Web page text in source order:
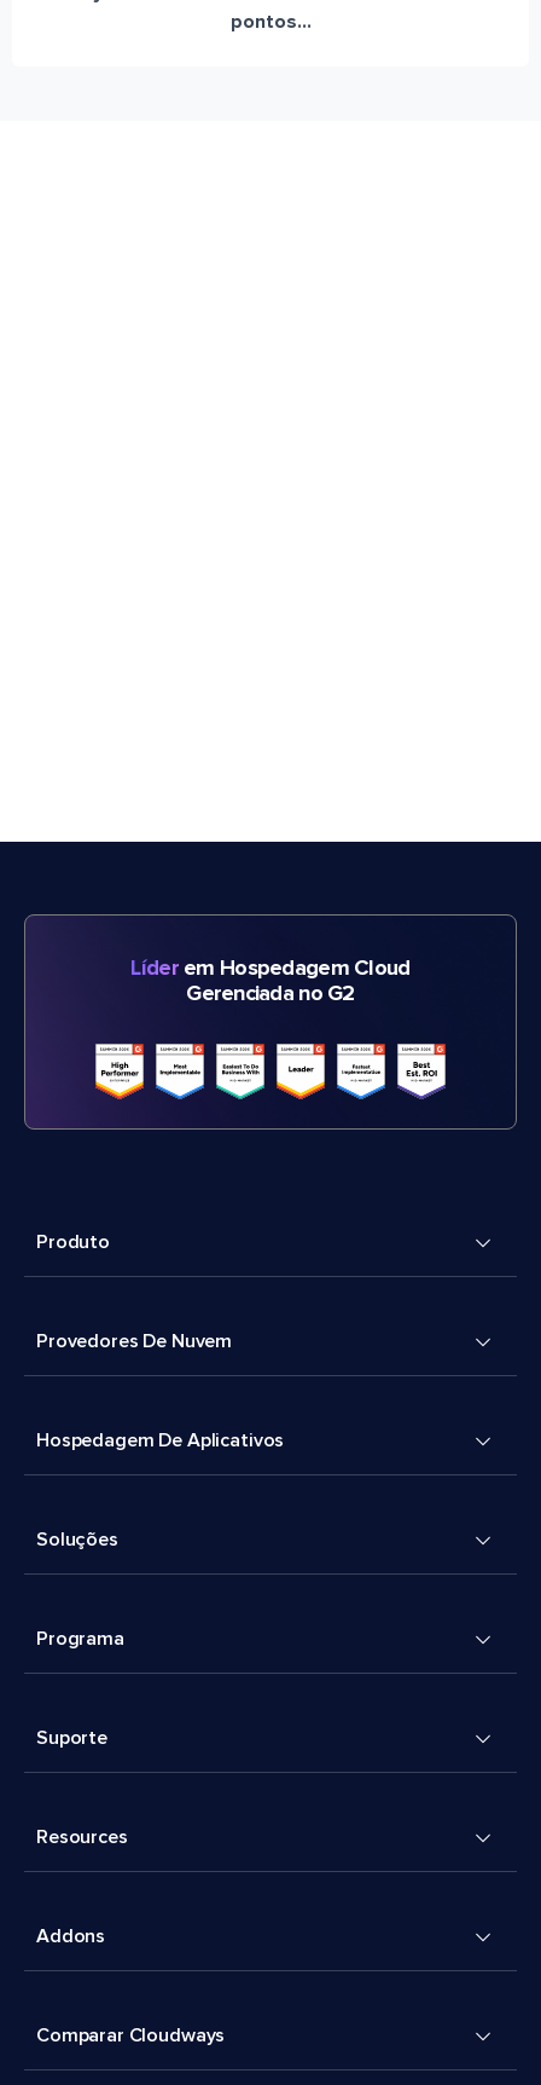
pontos...
Líderem Hospedagem Cloud
Gerenciada no G2
Produto
Provedores De Nuvem
Hospedagem De Aplicativos
Soluções
Programa
Suporte
Resources
Addons
Comparar Cloudways